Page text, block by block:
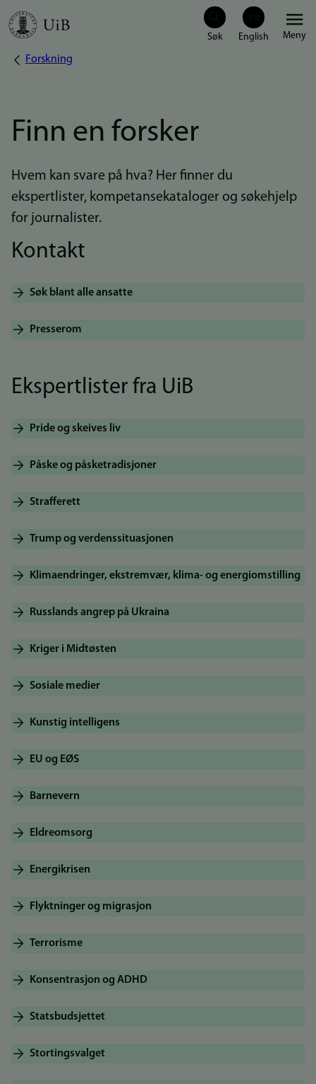
Hopp
hovedinnhold
Meny
Navigasjonssti
Forskning
Finn en forsker
Hvem kan svare på hva? Her finner du
ekspertlister, kompetansekataloger og søkehjelp
for journalister.
Kontakt
Søk blant alle ansatte
Presserom
Ekspertlister fra UiB
Pride og skeives liv
Påske og påsketradisjoner
Strafferett
Trump og verdenssituasjonen
Klimaendringer, ekstremvær, klima- og energiomstilling
Russlands angrep på Ukraina
Kriger i Midtøsten
Sosiale medier
Kunstig intelligens
EU og EØS
Barnevern
Eldreomsorg
Energikrisen
Flyktninger og migrasjon
Terrorisme
Konsentrasjon og ADHD
Statsbudsjettet
Stortingsvalget